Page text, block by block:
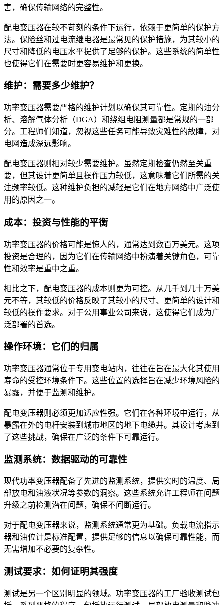
害，确保传输网络的完整性。
配电变压器在较不苛刻的条件下运行，依赖于更简单的保护方
法。保险丝和过电流继电器是最常见的保护措施，为其较小的
尺寸和降低的电压水平提供了足够的保护。这些系统的简单性
也使得它们在需要时更容易维护和更换。
维护：需要多少维护？
功率变压器需要严格的维护计划以确保其可靠性。定期的油分
析、溶解气体分析（DGA）和绕组电阻测量都是常规的一部
分。工程师们知道，忽视这些任务可能导致灾难性的故障，对
电网造成深远影响。
配电变压器则相对较少需要维护。虽然定期检查仍然至关重
要，但其设计更简单且操作压力较低，这意味着它们所需的关
注频率较低。这种维护负担的减轻是它们在地方网络中广泛使
用的原因之一。
成本：投资与性能的平衡
功率变压器的价格可能是惊人的，通常达到数百万美元。这项
投资是合理的，因为它们在传输网络中扮演着关键角色，可靠
性和效率是重中之重。
相比之下，配电变压器的成本则更为可控。从几千到几十万美
元不等，其较低的价格反映了其较小的尺寸、更简单的设计和
较低的操作要求。对于公用事业公司来说，这使得它们成为广
泛部署的首选。
操作环境：它们的归属
功率变压器通常位于专用变电站内，往往在旨在最大化其使用
寿命的受控环境条件下。这些位置的选择旨在减少环境风险的
暴露，并便于监测和维护。
配电变压器则必须更加适应性强。它们在各种环境中运行，从
暴露在外的电杆安装到城市地区的地下电缆井。其设计考虑到
了这些挑战，确保在广泛的条件下可靠运行。
监测系统：数据驱动的可靠性
现代功率变压器配备了先进的监测系统，提供实时的温度、局
部放电和油液状况等参数的洞察。这些系统允许工程师在问题
升级之前检测潜在问题，确保不间断运行。
对于配电变压器来说，监测系统通常更为基础。负载电流指示
器和油位计是标准配置，提供足够的信息以确保可靠性能，而
无需增加不必要的复杂性。
测试要求：如何证明其强度
测试是另一个区别明显的领域。功率变压器的工厂验收测试包